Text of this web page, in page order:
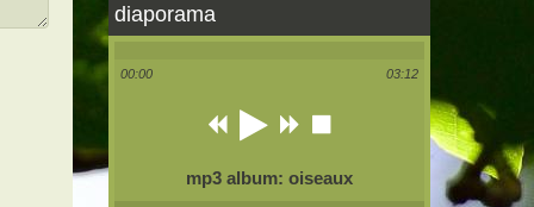
diaporama
00:00 03:12
mp3 album: oiseaux